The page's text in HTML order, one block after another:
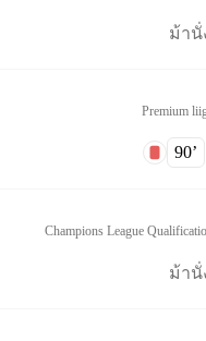
ม้านั่
Premium
90‎’‎
Champions League
ม้านั่